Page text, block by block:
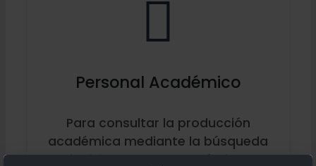
Personal Académico
Para consultar la producción
académica mediante la búsqueda
individual de un académico.